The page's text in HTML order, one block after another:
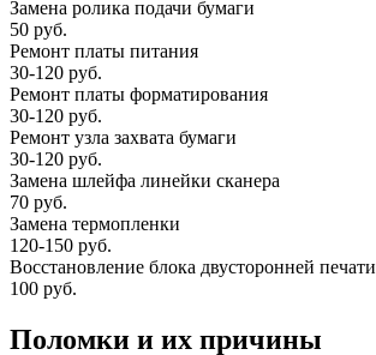
Замена ролика подачи бумаги
50 руб.
Ремонт платы питания
30-120 руб.
Ремонт платы форматирования
30-120 руб.
Ремонт узла захвата бумаги
30-120 руб.
Замена шлейфа линейки сканера
70 руб.
Замена термопленки
120-150 руб.
Восстановление блока двусторонней печати
100 руб.
Поломки и их причины